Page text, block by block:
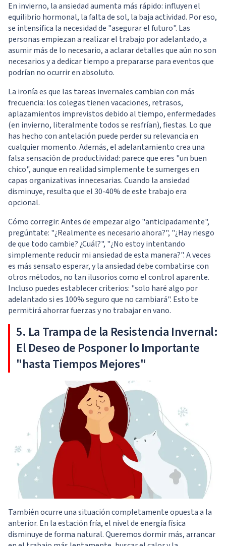
En invierno, la ansiedad aumenta más rápido: influyen el
equilibrio hormonal, la falta de sol, la baja actividad. Por eso,
se intensifica la necesidad de "asegurar el futuro". Las
personas empiezan a realizar el trabajo por adelantado, a
asumir más de lo necesario, a aclarar detalles que aún no son
necesarios y a dedicar tiempo a prepararse para eventos que
podrían no ocurrir en absoluto.
La ironía es que las tareas invernales cambian con más
frecuencia: los colegas tienen vacaciones, retrasos,
aplazamientos imprevistos debido al tiempo, enfermedades
(en invierno, literalmente todos se resfrían), fiestas. Lo que
has hecho con antelación puede perder su relevancia en
cualquier momento. Además, el adelantamiento crea una
falsa sensación de productividad: parece que eres "un buen
chico", aunque en realidad simplemente te sumerges en
capas organizativas innecesarias. Cuando la ansiedad
disminuye, resulta que el 30-40% de este trabajo era
opcional.
Cómo corregir: Antes de empezar algo "anticipadamente",
pregúntate: "¿Realmente es necesario ahora?", "¿Hay riesgo
de que todo cambie? ¿Cuál?", "¿No estoy intentando
simplemente reducir mi ansiedad de esta manera?". A veces
es más sensato esperar, y la ansiedad debe combatirse con
otros métodos, no tan ilusorios como el control aparente.
Incluso puedes establecer criterios: "solo haré algo por
adelantado si es 100% seguro que no cambiará". Esto te
permitirá ahorrar fuerzas y no trabajar en vano.
5. La Trampa de la Resistencia Invernal:
El Deseo de Posponer lo Importante
"hasta Tiempos Mejores"
También ocurre una situación completamente opuesta a la
anterior. En la estación fría, el nivel de energía física
disminuye de forma natural. Queremos dormir más, arrancar